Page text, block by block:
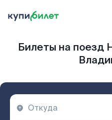
Билеты на поезд